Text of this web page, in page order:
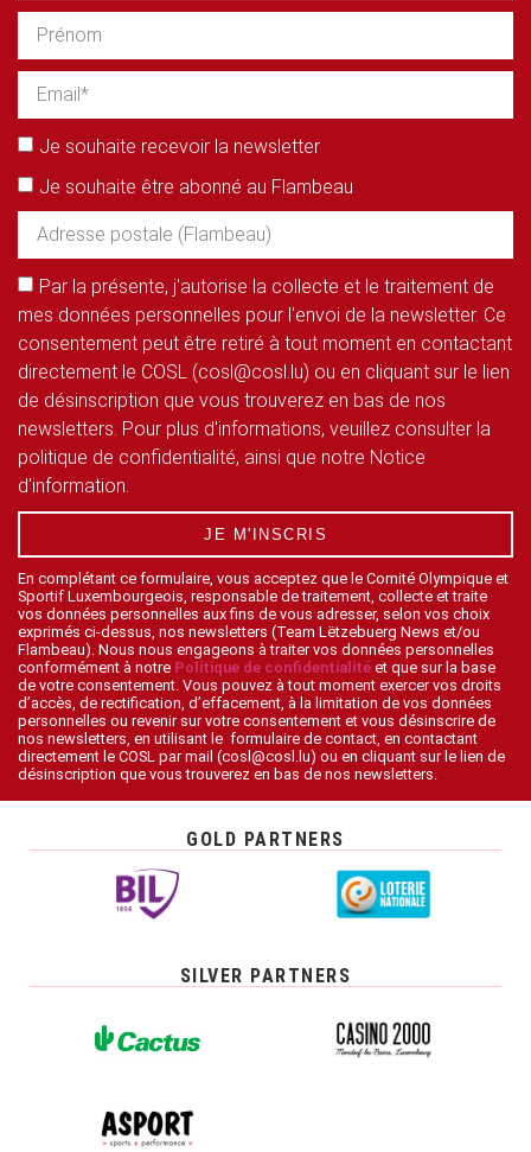
Je souhaite recevoir la newsletter
Je souhaite être abonné au Flambeau
Par la présente, j'autorise la collecte et le traitement de
mes données personnelles pour l'envoi de la newsletter. Ce
consentement peut être retiré à tout moment en contactant
directement le COSL (cosl@cosl.lu) ou en cliquant sur le lien
de désinscription que vous trouverez en bas de nos
newsletters. Pour plus d'informations, veuillez consulter la
politique de confidentialité, ainsi que notre Notice
d'information.
JE M'INSCRIS
En complétant ce formulaire, vous acceptez que le Comité Olympique et
Sportif Luxembourgeois, responsable de traitement, collecte et traite
vos données personnelles aux fins de vous adresser, selon vos choix
exprimés ci-dessus, nos newsletters (Team Lëtzebuerg News et/ou
Flambeau). Nous nous engageons à traiter vos données personnelles
conformément à notre Politique de confidentialité et que sur la base
de votre consentement. Vous pouvez à tout moment exercer vos droits
d’accès, de rectification, d’effacement, à la limitation de vos données
personnelles ou revenir sur votre consentement et vous désinscrire de
nos newsletters, en utilisant le formulaire de contact, en contactant
directement le COSL par mail (cosl@cosl.lu) ou en cliquant sur le lien de
désinscription que vous trouverez en bas de nos newsletters.
GOLD PARTNERS
SILVER PARTNERS